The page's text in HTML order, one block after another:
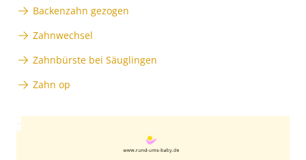
Backenzahn gezogen
Zahnwechsel
Zahnbürste bei Säuglingen
Zahn op